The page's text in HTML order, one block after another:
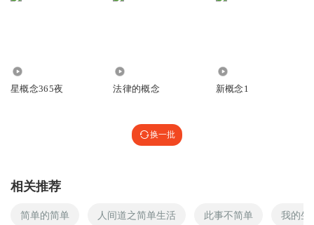
星概念365夜 法律的概念 新概念1
换一批
相关推荐
简单的简单 人间道之简单生活 此事不简单 我的生